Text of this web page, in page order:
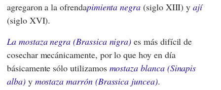
agregaron a la ofrendapimienta negra (siglo XIII) yají
(siglo XVI).
La mostaza negra (Brassica nigra) es más difícil de
cosechar mecánicamente, por lo que hoy en día
básicamente sólo utilizamos mostaza blanca (Sinapis
alba)y mostaza marrón (Brassica juncea).